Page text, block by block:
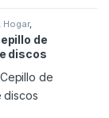
Hogar,
Accesorios
de
discos